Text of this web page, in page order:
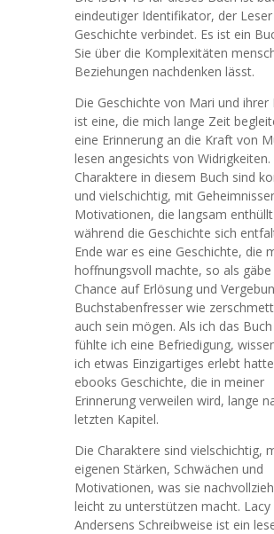
eindeutiger Identifikator, der
Geschichte verbindet. Es ist ein
Sie über die Komplexitäten
Beziehungen nachdenken lässt.
Die Geschichte von Mari und ihrer
ist eine, die mich lange Zeit
eine Erinnerung an die Kraft von
lesen angesichts von Widrigkeiten.
Charaktere in diesem Buch sind
und vielschichtig, mit
Motivationen, die langsam
während die Geschichte sich
Ende war es eine Geschichte, die
hoffnungsvoll machte, so als gäbe
Chance auf Erlösung und
Buchstabenfresser wie
auch sein mögen. Als ich das
fühlte ich eine Befriedigung,
ich etwas Einzigartiges erlebt
ebooks Geschichte, die in meiner
Erinnerung verweilen wird, lange
letzten Kapitel.
Die Charaktere sind vielschichtig,
eigenen Stärken, Schwächen und
Motivationen, was sie
leicht zu unterstützen macht. Lacy
Andersens Schreibweise ist ein